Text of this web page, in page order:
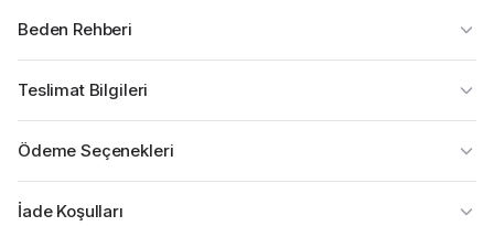
Beden Rehberi
Teslimat Bilgileri
Ödeme Seçenekleri
İade Koşulları